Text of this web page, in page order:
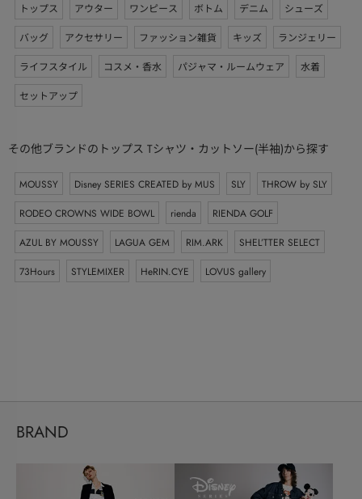
トップス アウター ワンピース ボトム デニム
シューズ
バッグ
アクセサリー ファッション雑貨 キッズ
ランジェリー
ライフスタイル
コスメ・香水 パジャマ・ルームウェア
水着
セットアップ
その他ブランドのトップス Tシャツ・カットソー(半袖)から探す
MOUSSY Disney SERIES CREATED by MUS SLY
THROW by SLY
RODEO CROWNS WIDE BOWL
rienda
RIENDA GOLF
AZUL BY MOUSSY
LAGUA GEM RIM.ARK
SHEL’TTER SELECT
73Hours
STYLEMIXER HeRIN.CYE LOVUS gallery
BRAND